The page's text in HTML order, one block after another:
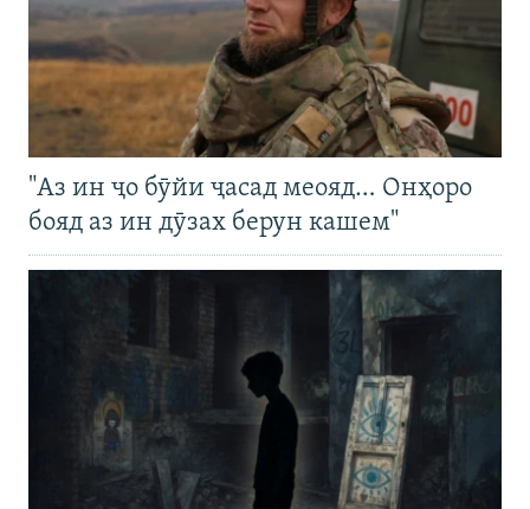
"Аз ин ҷо бӯйи ҷасад меояд… Онҳоро
бояд аз ин дӯзах берун кашем"